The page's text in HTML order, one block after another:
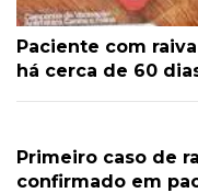
Paciente com
há cerca de 60
Primeiro caso de
confirmado em